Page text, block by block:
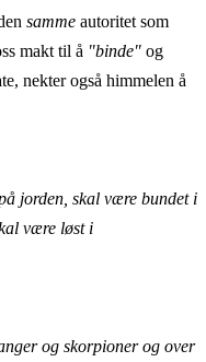
samme autoritet som
makt til å "binde" og
nekter også himmelen å
jorden, skal være bundet i
være løst i
og skorpioner og over